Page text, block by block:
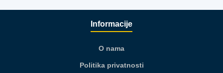
Informacije
O nama
Politika privatnosti